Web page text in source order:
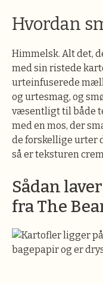
Hvordan
Himmelsk. Alt det,
med sin ristede
urteinfuserede
og urtesmag, og
væsentligt til både
med en mos, der
de forskellige urter
så er teksturen
Sådan
fra The